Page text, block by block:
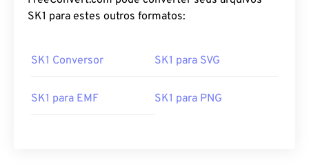
SK1 para estes outros formatos:
SK1 Conversor SK1 para SVG
SK1 para EMF SK1 para PNG